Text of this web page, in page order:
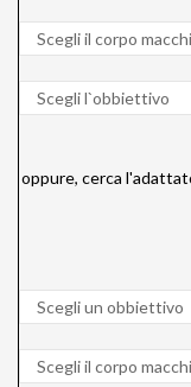
oppure, cerca